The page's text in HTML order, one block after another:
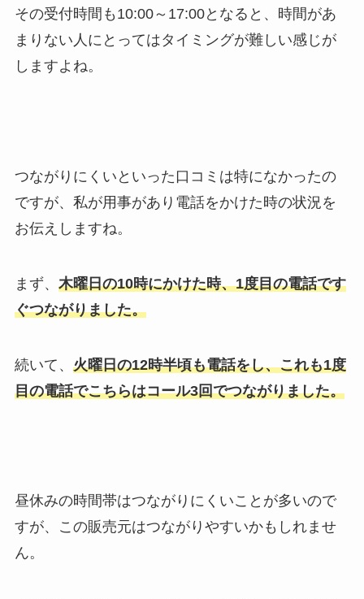
その受付時間も10:00～17:00となると、時間があ
まりない人にとってはタイミングが難しい感じが
しますよね。
つながりにくいといった口コミは特になかったの
ですが、私が用事があり電話をかけた時の状況を
お伝えしますね。
まず、 木曜日の10時にかけた時、1度目の電話です
ぐつながりました。
続いて、 火曜日の12時半頃も電話をし、これも1度
目の電話でこちらはコール3回でつながりました。
昼休みの時間帯はつながりにくいことが多いので
すが、この販売元はつながりやすいかもしれませ
ん。